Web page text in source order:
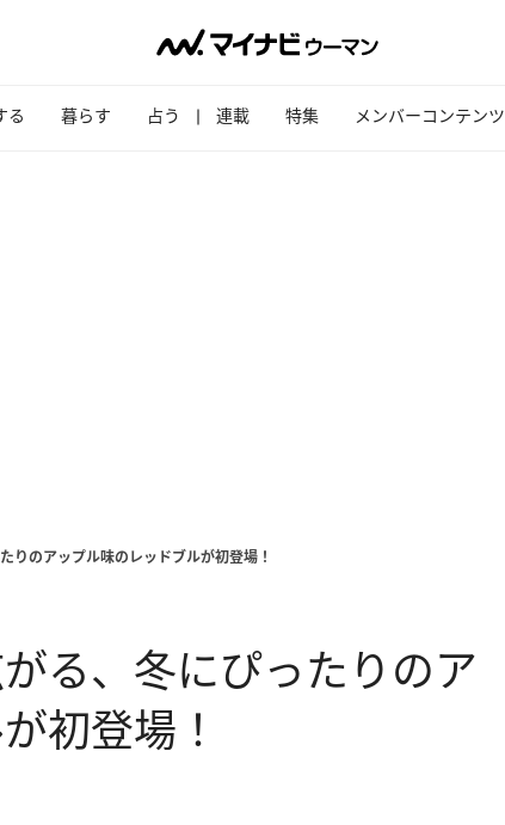
る 暮らす 占う 連載 特集 メンバーコンテンツ
りのアップル味のレッドブルが初登場！
る、冬にぴったりのア
初登場！